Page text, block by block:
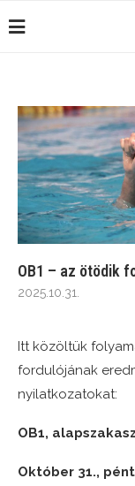
OB1 – az ötödik
2025.10.31.
Itt közöltük
fordulójának
nyilatkozatokat:
OB1,
Október 31.,